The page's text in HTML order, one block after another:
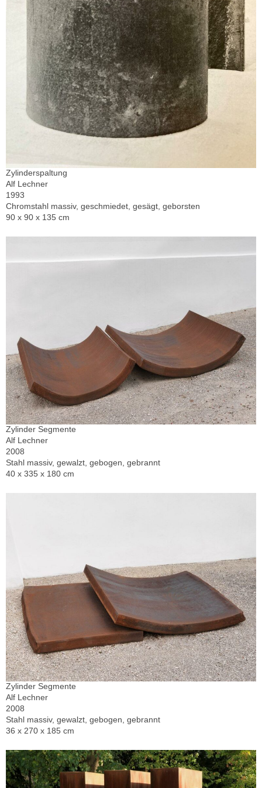
Zylinderspaltung
Alf Lechner
1993
Chromstahl massiv, geschmiedet, gesägt, geborsten
90 x 90 x 135 cm
Zylinder Segmente
Alf Lechner
2008
Stahl massiv, gewalzt, gebogen, gebrannt
40 x 335 x 180 cm
Zylinder Segmente
Alf Lechner
2008
Stahl massiv, gewalzt, gebogen, gebrannt
36 x 270 x 185 cm